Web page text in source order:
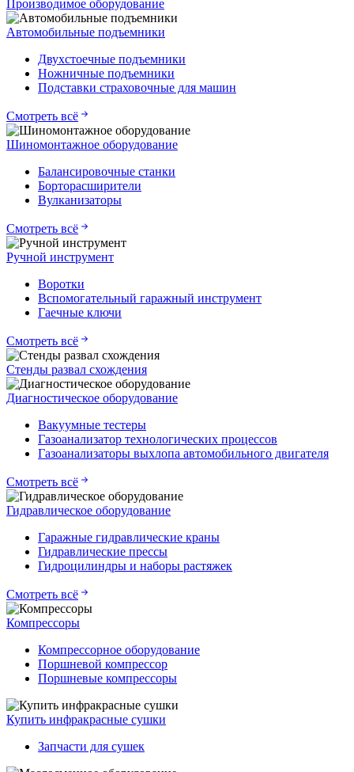
Производимое оборудование
Автомобильные подъемники
Двухстоечные подъемники
Ножничные подъемники
Подставки страховочные для машин
Смотреть всё
Шиномонтажное оборудование
Балансировочные станки
Борторасширители
Вулканизаторы
Смотреть всё
Ручной инструмент
Воротки
Вспомогательный гаражный инструмент
Гаечные ключи
Смотреть всё
Стенды развал схождения
Диагностическое оборудование
Вакуумные тестеры
Газоанализатор технологических процессов
Газоанализаторы выхлопа автомобильного двигателя
Смотреть всё
Гидравлическое оборудование
Гаражные гидравлические краны
Гидравлические прессы
Гидроцилиндры и наборы растяжек
Смотреть всё
Компрессоры
Компрессорное оборудование
Поршневой компрессор
Поршневые компрессоры
Купить инфракрасные сушки
Запчасти для сушек